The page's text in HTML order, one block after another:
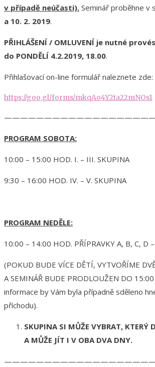
v případě neúčasti). Seminář proběhne v
a 10. 2. 2019.
PŘIHLÁŠENÍ / OMLUVENÍ je nutné
do PONDĚLÍ 4.2.2019, 18.00.
Přihlašovací on-line formulář naleznete zde:
https://goo.gl/forms/mkqAo4Y2ta22mNOs1
PROGRAM SOBOTA:
10:00 – 15:00 HOD. I. – III. SKUPINA
9:30 – 16:00 HOD. IV. – V. SKUPINA
PROGRAM NEDĚLE:
10:00 – 14:00 HOD. PŘÍPRAVKY A, B, C, D
(POKUD BUDE VÍCE DĚTÍ, VYTVOŘÍME
A SEMINÁŘ BUDE PRODLOUŽEN DO
informace by Vám byla případně sděleno
příchodu).
SKUPINA SI MŮŽE VYBRAT, KTERÝ
A MŮŽE JÍT I V OBA DVA DNY.